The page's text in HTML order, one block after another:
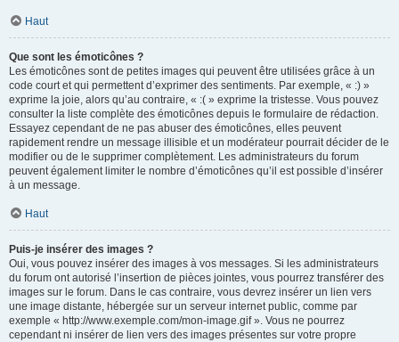
Haut
Que sont les émoticônes ?
Les émoticônes sont de petites images qui peuvent être utilisées grâce à un
code court et qui permettent d’exprimer des sentiments. Par exemple, « :) »
exprime la joie, alors qu’au contraire, « :( » exprime la tristesse. Vous pouvez
consulter la liste complète des émoticônes depuis le formulaire de rédaction.
Essayez cependant de ne pas abuser des émoticônes, elles peuvent
rapidement rendre un message illisible et un modérateur pourrait décider de le
modifier ou de le supprimer complètement. Les administrateurs du forum
peuvent également limiter le nombre d’émoticônes qu’il est possible d’insérer
à un message.
Haut
Puis-je insérer des images ?
Oui, vous pouvez insérer des images à vos messages. Si les administrateurs
du forum ont autorisé l’insertion de pièces jointes, vous pourrez transférer des
images sur le forum. Dans le cas contraire, vous devrez insérer un lien vers
une image distante, hébergée sur un serveur internet public, comme par
exemple « http://www.exemple.com/mon-image.gif ». Vous ne pourrez
cependant ni insérer de lien vers des images présentes sur votre propre